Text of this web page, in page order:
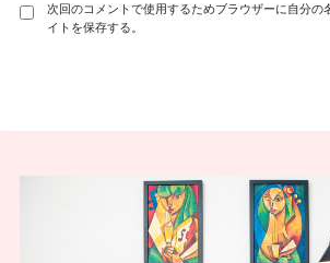
次回のコメントで使用するためブラウザーに自分の
イトを保存する。